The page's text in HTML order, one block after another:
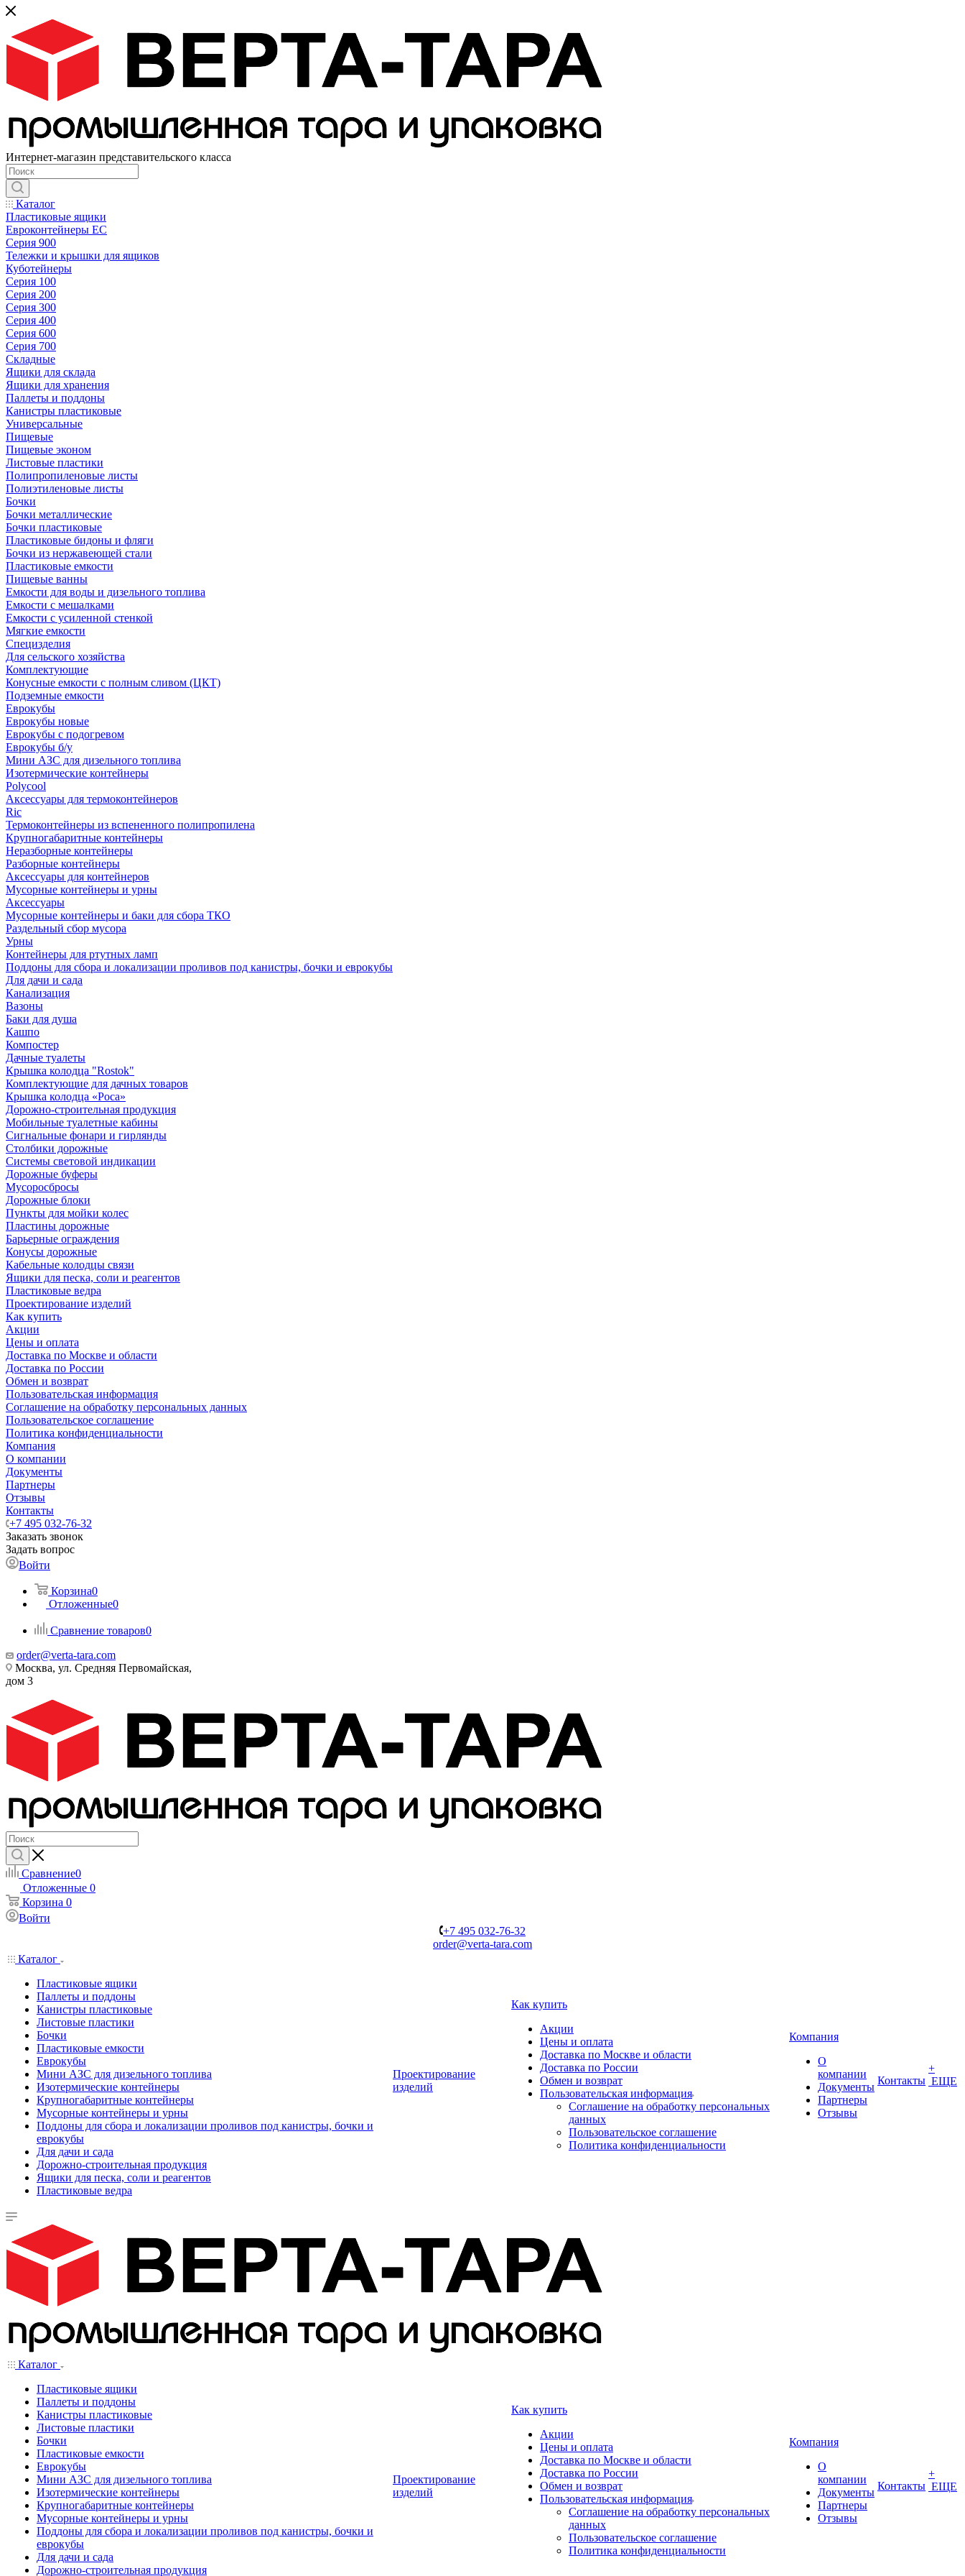
Интернет-магазин представительского класса
Каталог
Пластиковые ящики
Евроконтейнеры ЕС
Серия 900
Тележки и крышки для ящиков
Куботейнеры
Серия 100
Серия 200
Серия 300
Серия 400
Серия 600
Серия 700
Складные
Ящики для склада
Ящики для хранения
Паллеты и поддоны
Канистры пластиковые
Универсальные
Пищевые
Пищевые эконом
Листовые пластики
Полипропиленовые листы
Полиэтиленовые листы
Бочки
Бочки металлические
Бочки пластиковые
Пластиковые бидоны и фляги
Бочки из нержавеющей стали
Пластиковые емкости
Пищевые ванны
Емкости для воды и дизельного топлива
Емкости с мешалками
Емкости с усиленной стенкой
Мягкие емкости
Специзделия
Для сельского хозяйства
Комплектующие
Конусные емкости с полным сливом (ЦКТ)
Подземные емкости
Еврокубы
Еврокубы новые
Еврокубы с подогревом
Еврокубы б/у
Мини АЗС для дизельного топлива
Изотермические контейнеры
Polycool
Аксессуары для термоконтейнеров
Ric
Термоконтейнеры из вспененного полипропилена
Крупногабаритные контейнеры
Неразборные контейнеры
Разборные контейнеры
Аксессуары для контейнеров
Мусорные контейнеры и урны
Аксессуары
Мусорные контейнеры и баки для сбора ТКО
Раздельный сбор мусора
Урны
Контейнеры для ртутных ламп
Поддоны для сбора и локализации проливов под канистры, бочки и еврокубы
Для дачи и сада
Канализация
Вазоны
Баки для душа
Кашпо
Компостер
Дачные туалеты
Крышка колодца "Rostok"
Комплектующие для дачных товаров
Крышка колодца «Роса»
Дорожно-строительная продукция
Мобильные туалетные кабины
Сигнальные фонари и гирлянды
Столбики дорожные
Системы световой индикации
Дорожные буферы
Мусоросбросы
Дорожные блоки
Пункты для мойки колес
Пластины дорожные
Барьерные ограждения
Конусы дорожные
Кабельные колодцы связи
Ящики для песка, соли и реагентов
Пластиковые ведра
Проектирование изделий
Как купить
Акции
Цены и оплата
Доставка по Москве и области
Доставка по России
Обмен и возврат
Пользовательская информация
Соглашение на обработку персональных данных
Пользовательское соглашение
Политика конфиденциальности
Компания
О компании
Документы
Партнеры
Отзывы
Контакты
+7 495 032-76-32
Заказать звонок
Задать вопрос
Войти
Корзина0
Отложенные0
Сравнение товаров0
order@verta-tara.com
Москва, ул. Средняя Первомайская,
дом 3
Сравнение0
Отложенные 0
Корзина 0
Войти
+7 495 032-76-32
order@verta-tara.com
Каталог
Пластиковые ящики
Паллеты и поддоны
Канистры пластиковые
Листовые пластики
Бочки
Пластиковые емкости
Еврокубы
Мини АЗС для дизельного топлива
Изотермические контейнеры
Крупногабаритные контейнеры
Мусорные контейнеры и урны
Поддоны для сбора и локализации проливов под канистры, бочки и
еврокубы
Для дачи и сада
Дорожно-строительная продукция
Ящики для песка, соли и реагентов
Пластиковые ведра
Проектирование
изделий
Как купить
Акции
Цены и оплата
Доставка по Москве и области
Доставка по России
Обмен и возврат
Пользовательская информация
Соглашение на обработку персональных
данных
Пользовательское соглашение
Политика конфиденциальности
Компания
О
компании
Документы
Партнеры
Отзывы
Контакты
+
ЕЩЕ
Каталог
Пластиковые ящики
Паллеты и поддоны
Канистры пластиковые
Листовые пластики
Бочки
Пластиковые емкости
Еврокубы
Мини АЗС для дизельного топлива
Изотермические контейнеры
Крупногабаритные контейнеры
Мусорные контейнеры и урны
Поддоны для сбора и локализации проливов под канистры, бочки и
еврокубы
Для дачи и сада
Дорожно-строительная продукция
Проектирование
изделий
Как купить
Акции
Цены и оплата
Доставка по Москве и области
Доставка по России
Обмен и возврат
Пользовательская информация
Соглашение на обработку персональных
данных
Пользовательское соглашение
Политика конфиденциальности
Компания
О
компании
Документы
Партнеры
Отзывы
Контакты
+
ЕЩЕ